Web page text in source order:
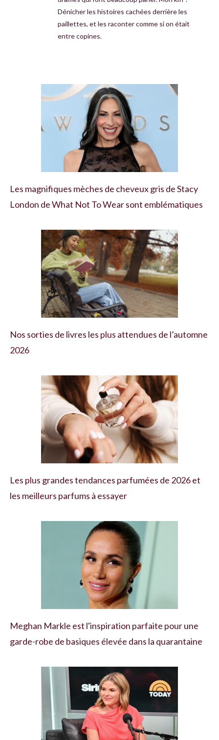
Dénicher les histoires cachées derrière les
paillettes, et les raconter comme si on était
entre copines.
Les magnifiques mèches de cheveux gris de Stacy
London de What Not To Wear sont emblématiques
Nos sorties de livres les plus attendues de l’automne
2026
Les plus grandes tendances parfumées de 2026 et
les meilleurs parfums à essayer
Meghan Markle est l'inspiration parfaite pour une
garde-robe de basiques élevée dans la quarantaine